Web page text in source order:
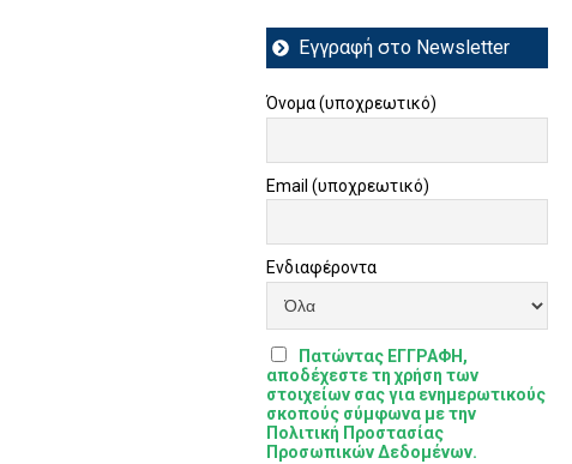
Εγγραφή στο Newsletter
Όνομα (υποχρεωτικό)
Email (υποχρεωτικό)
Ενδιαφέροντα
Πατώντας ΕΓΓΡΑΦΗ,
αποδέχεστε τη χρήση των
στοιχείων σας για ενημερωτικούς
σκοπούς σύμφωνα με την
Πολιτική Προστασίας
Προσωπικών Δεδομένων.